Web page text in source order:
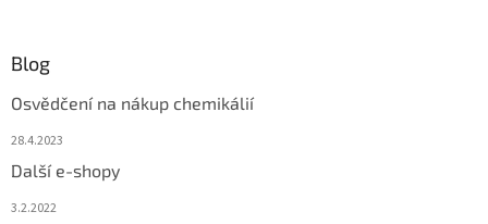
Blog
Osvědčení na nákup chemikálií
28.4.2023
Další e-shopy
3.2.2022